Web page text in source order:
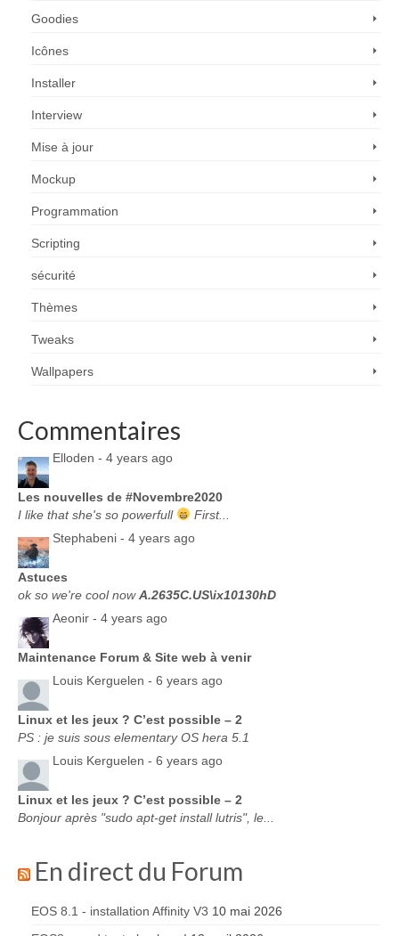
Goodies
Icônes
Installer
Interview
Mise à jour
Mockup
Programmation
Scripting
sécurité
Thèmes
Tweaks
Wallpapers
Commentaires
Elloden - 4 years ago
Les nouvelles de #Novembre2020
I like that she's so powerfull
First...
Stephabeni - 4 years ago
Astuces
ok so we're cool nowA.2635C.US\ix10130hD
Aeonir - 4 years ago
Maintenance Forum & Site web à venir
Louis Kerguelen - 6 years ago
Linux et les jeux ? C’est possible – 2
PS : je suis sous elementary OS hera 5.1
Louis Kerguelen - 6 years ago
Linux et les jeux ? C’est possible – 2
Bonjour après "sudo apt-get install lutris", le...
En direct du Forum
EOS 8.1 - installation Affinity V3 10 mai 2026